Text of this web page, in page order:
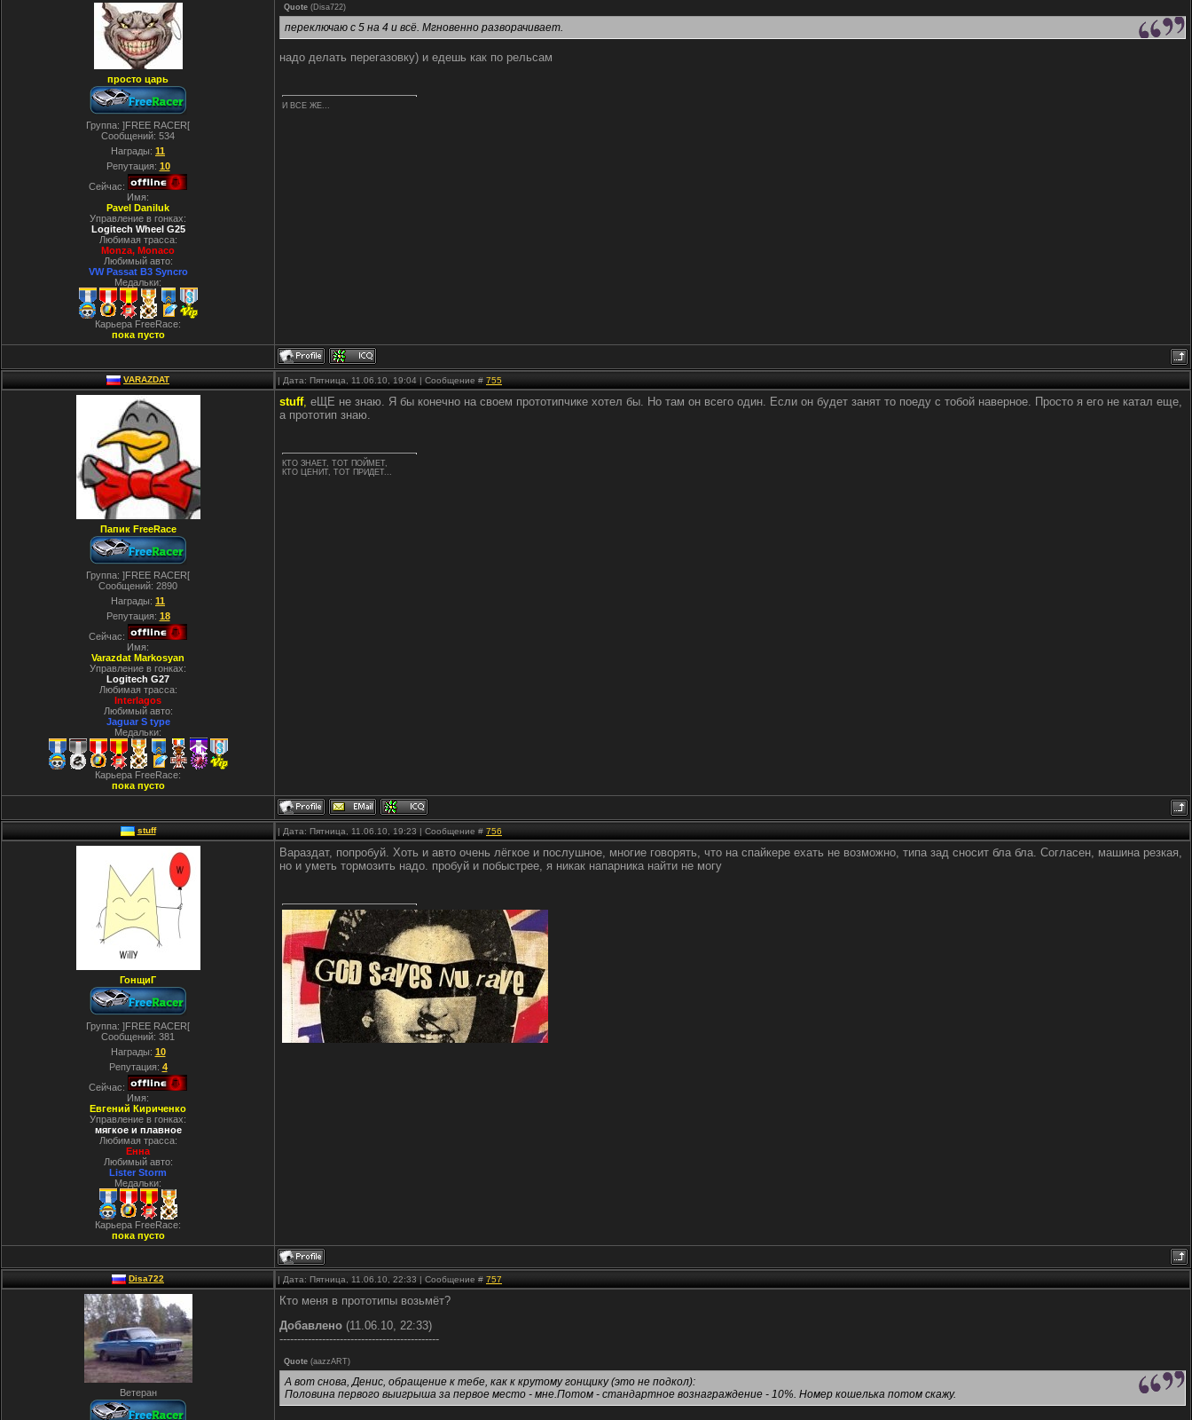
просто царь
Группа: ]FREE RACER[
Сообщений: 534
Награды: 11
Репутация: 10
Сейчас:
Имя:
Pavel Daniluk
Управление в гонках:
Logitech Wheel G25
Любимая трасса:
Monza, Monaco
Любимый авто:
VW Passat B3 Syncro
Медальки:
Карьера FreeRace:
пока пусто
Quote (Disa722)
переключаю с 5 на 4 и всё. Мгновенно разворачивает.
надо делать перегазовку) и едешь как по рельсам
И ВСЕ ЖЕ...
VARAZDAT | Дата: Пятница, 11.06.10, 19:04 | Сообщение # 755
Папик FreeRace
Группа: ]FREE RACER[
Сообщений: 2890
Награды: 11
Репутация: 18
Сейчас:
Имя:
Varazdat Markosyan
Управление в гонках:
Logitech G27
Любимая трасса:
Interlagos
Любимый авто:
Jaguar S type
Медальки:
Карьера FreeRace:
пока пусто
stuff, еЩЕ не знаю. Я бы конечно на своем прототипчике хотел бы. Но там он всего один. Если он будет занят то поеду с тобой наверное. Просто я его не катал еще,
а прототип знаю.
КТО ЗНАЕТ, ТОТ ПОЙМЕТ,
КТО ЦЕНИТ, ТОТ ПРИДЕТ...
stuff | Дата: Пятница, 11.06.10, 19:23 | Сообщение # 756
ГонщиГ
Группа: ]FREE RACER[
Сообщений: 381
Награды: 10
Репутация: 4
Сейчас:
Имя:
Евгений Кириченко
Управление в гонках:
мягкое и плавное
Любимая трасса:
Енна
Любимый авто:
Lister Storm
Медальки:
Карьера FreeRace:
пока пусто
Вараздат, попробуй. Хоть и авто очень лёгкое и послушное, многие говорять, что на спайкере ехать не возможно, типа зад сносит бла бла. Согласен, машина резкая,
но и уметь тормозить надо. пробуй и побыстрее, я никак напарника найти не могу
Disa722 | Дата: Пятница, 11.06.10, 22:33 | Сообщение # 757
Ветеран
Кто меня в прототипы возьмёт?
Добавлено (11.06.10, 22:33)
---------------------------------------------
Quote (aazzART)
А вот снова, Денис, обращение к тебе, как к крутому гонщику (это не подкол):
Половина первого выигрыша за первое место - мне.Потом - стандартное вознаграждение - 10%. Номер кошелька потом скажу.